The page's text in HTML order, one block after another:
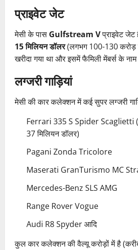
प्राइवेट जेट
मेसी के पास Gulfstream Vप्राइवेट जेट
15 मिलियन डॉलर(लगभग 100-130
खरीदा गया था और इसमें फैमिली मेंबर्स के नाम
लग्जरी गाड़ियां
मेसी की कार कलेक्शन में कई सुपर लग्जरी
Ferrari 335 S Spider Scaglietti
37 मिलियन डॉलर)
Pagani Zonda Tricolore
Maserati GranTurismo MC
Mercedes-Benz SLS AMG
Range Rover Vogue
Audi R8 Spyder आदि
कुल कार कलेक्शन की वैल्यू करोड़ों में है